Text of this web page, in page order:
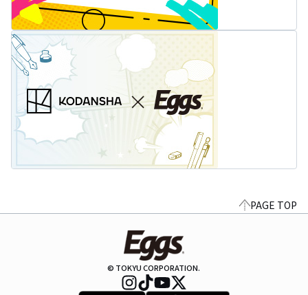
PAGE TOP
© TOKYU CORPORATION.